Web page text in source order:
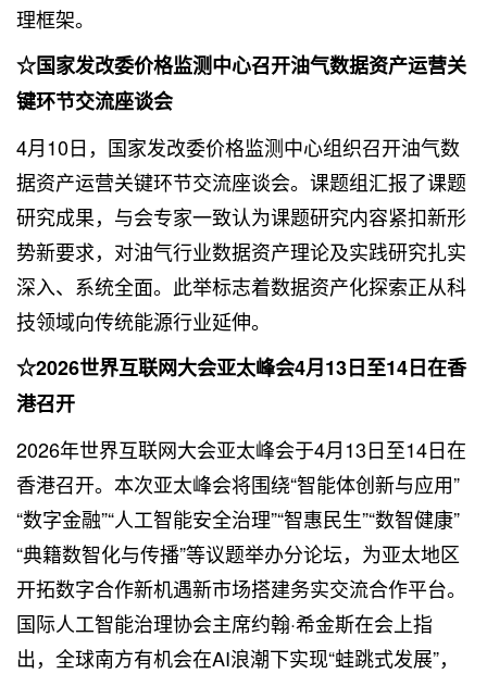
理框架。
☆国家发改委价格监测中心召开油气数据资产运营关
键环节交流座谈会
4月10日，国家发改委价格监测中心组织召开油气数
据资产运营关键环节交流座谈会。课题组汇报了课题
研究成果，与会专家一致认为课题研究内容紧扣新形
势新要求，对油气行业数据资产理论及实践研究扎实
深入、系统全面。此举标志着数据资产化探索正从科
技领域向传统能源行业延伸。
☆2026世界互联网大会亚太峰会4月13日至14日在香
港召开
2026年世界互联网大会亚太峰会于4月13日至14日在
香港召开。本次亚太峰会将围绕“智能体创新与应用”
“数字金融”“人工智能安全治理”“智惠民生”“数智健康”
“典籍数智化与传播”等议题举办分论坛，为亚太地区
开拓数字合作新机遇新市场搭建务实交流合作平台。
国际人工智能治理协会主席约翰·希金斯在会上指
出，全球南方有机会在AI浪潮下实现“蛙跳式发展”，